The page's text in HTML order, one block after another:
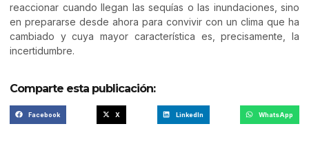
reaccionar cuando llegan las sequías o las inundaciones, sino
en prepararse desde ahora para convivir con un clima que ha
cambiado y cuya mayor característica es, precisamente, la
incertidumbre.
Comparte esta publicación:
Facebook X LinkedIn WhatsApp